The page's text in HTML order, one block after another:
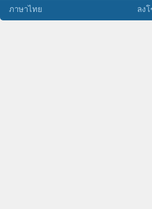
พุชญา
Onarmol
Jsan
Pond2456
ธรรมวิวัฒน์
ภาษาไทย ลง